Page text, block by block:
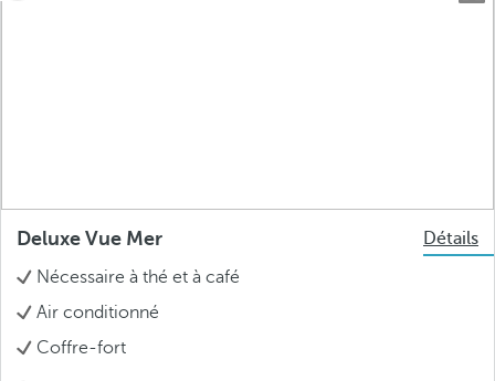
Deluxe Vue Mer
Détails
Nécessaire à thé et à café
Air conditionné
Coffre-fort